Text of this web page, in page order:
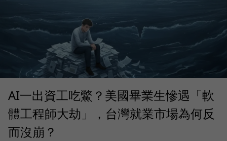
AI一出資工吃鱉？美國畢業生慘遇「軟
體工程師大劫」，台灣就業市場為何反
而沒崩？